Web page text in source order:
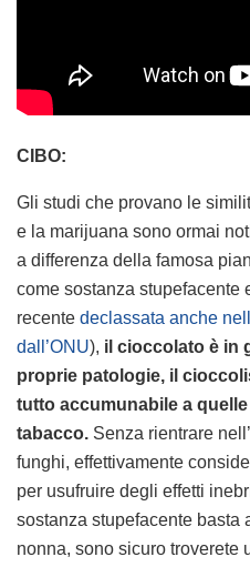
CIBO:
Gli studi che provano le
e la marijuana sono ormai
a differenza della famosa
come sostanza stupefacente
recente declassata anche
dall’ONU), il cioccolato è in
proprie patologie, il
tutto accumunabile a quelle
tabacco. Senza rientrare
funghi, effettivamente
per usufruire degli effetti
sostanza stupefacente basta
nonna, sono sicuro troverete